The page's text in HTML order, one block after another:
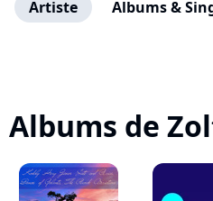
Artiste Albums &
Albums de